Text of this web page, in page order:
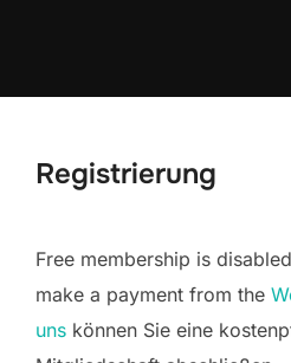
Registrierung
Free membership is
make a payment from the
uns können Sie eine